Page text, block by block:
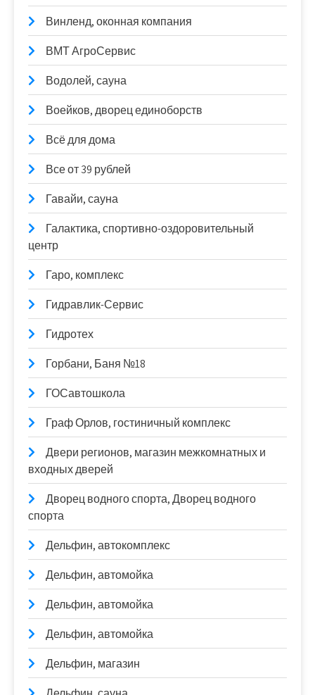
Винленд, оконная компания
ВМТ АгроСервис
Водолей, сауна
Воейков, дворец единоборств
Всё для дома
Все от 39 рублей
Гавайи, сауна
Галактика, спортивно-оздоровительный
центр
Гаро, комплекс
Гидравлик-Сервис
Гидротех
Горбани, Баня №18
ГОСавтошкола
Граф Орлов, гостиничный комплекс
Двери регионов, магазин межкомнатных и
входных дверей
Дворец водного спорта, Дворец водного
спорта
Дельфин, автокомплекс
Дельфин, автомойка
Дельфин, автомойка
Дельфин, автомойка
Дельфин, магазин